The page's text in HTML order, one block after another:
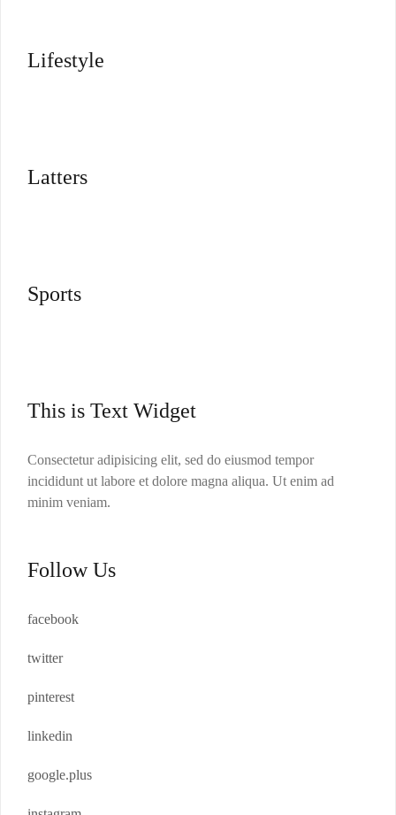
Lifestyle
Latters
Sports
This is Text Widget
Consectetur adipisicing elit, sed do eiusmod tempor
incididunt ut labore et dolore magna aliqua. Ut enim ad
minim veniam.
Follow Us
facebook
twitter
pinterest
linkedin
google.plus